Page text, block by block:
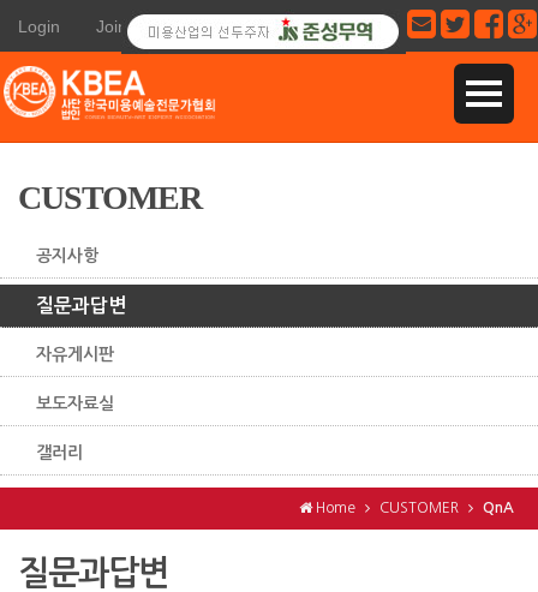
Login Join
CUSTOMER
공지사항
질문과답변
자유게시판
보도자료실
갤러리
Home CUSTOMER QnA
질문과답변